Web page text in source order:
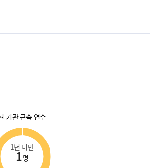
기관 근속 연수
1년 미만
1명